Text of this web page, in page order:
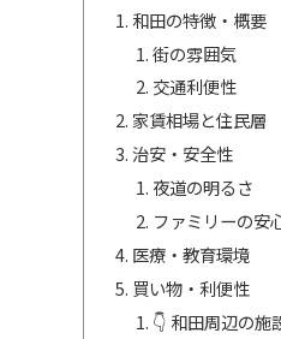
和田の特徴・概要
街の雰囲気
交通利便性
家賃相場と住民層
治安・安全性
夜道の明るさ
ファミリーの安
医療・教育環境
買い物・利便性
👇 和田周辺の施